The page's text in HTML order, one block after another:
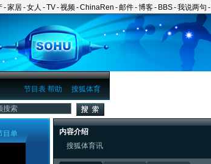
-家居-女人 -TV-视频-ChinaRen -邮件-博客- BBS-我说两句 -
搜狐体育
节目表 帮助
目单
内容介绍
搜狐体育讯